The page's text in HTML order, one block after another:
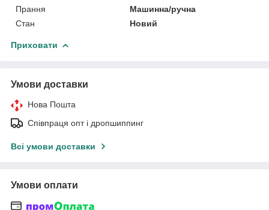
Прання
Машинна/ручна
Стан
Новий
Приховати
Умови доставки
Нова Пошта
Співпраця опт і дропшиппинг
Всі умови доставки
Умови оплати